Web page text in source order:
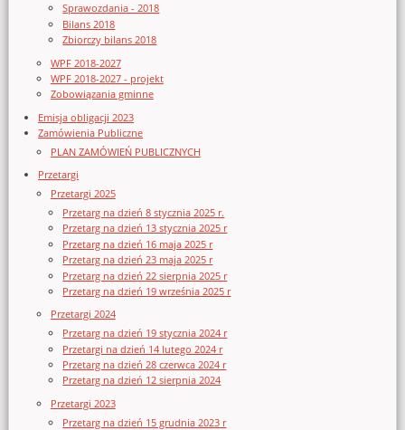
Sprawozdania - 2018
Bilans 2018
Zbiorczy bilans 2018
WPF 2018-2027
WPF 2018-2027 - projekt
Zobowiązania gminne
Emisja obligacji 2023
Zamówienia Publiczne
PLAN ZAMÓWIEŃ PUBLICZNYCH
Przetargi
Przetargi 2025
Przetarg na dzień 8 stycznia 2025 r.
Przetarg na dzień 13 stycznia 2025 r
Przetarg na dzień 16 maja 2025 r
Przetarg na dzień 23 maja 2025 r
Przetarg na dzień 22 sierpnia 2025 r
Przetarg na dzień 19 września 2025 r
Przetargi 2024
Przetarg na dzień 19 stycznia 2024 r
Przetargi na dzień 14 lutego 2024 r
Przetarg na dzień 28 czerwca 2024 r
Przetarg na dzień 12 sierpnia 2024
Przetargi 2023
Przetarg na dzień 15 grudnia 2023 r